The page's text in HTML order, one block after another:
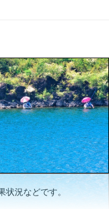
況などです。